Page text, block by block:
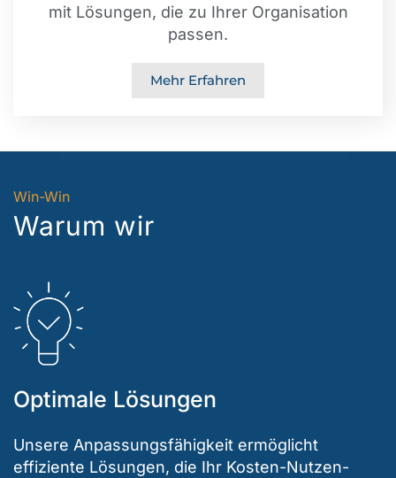
mit Lösungen, die zu Ihrer Organisation
passen.
Mehr Erfahren
Win-Win
Warum wir
Optimale Lösungen
Unsere Anpassungsfähigkeit ermöglicht
effiziente Lösungen, die Ihr Kosten-Nutzen-